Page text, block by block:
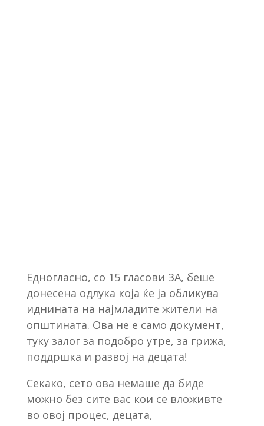
Едногласно, со 15 гласови ЗА, беше
донесена одлука која ќе ја обликува
иднината на најмладите жители на
општината. Ова не е само документ,
туку залог за подобро утре, за грижа,
поддршка и развој на децата!
Секако, сето ова немаше да биде
можно без сите вас кои се вложивте
во овој процес, децата,